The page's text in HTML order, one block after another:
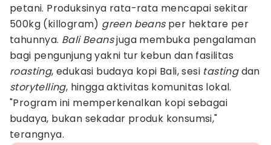
petani. Produksinya rata-rata mencapai sekitar
500kg (killogram) green beans per hektare per
tahunnya. Bali Beansjuga membuka pengalaman
bagi pengunjung yakni tur kebun dan fasilitas
roasting, edukasi budaya kopi Bali, sesi tastingdan
storytelling, hingga aktivitas komunitas lokal.
"Program ini memperkenalkan kopi sebagai
budaya, bukan sekadar produk konsumsi,"
terangnya.